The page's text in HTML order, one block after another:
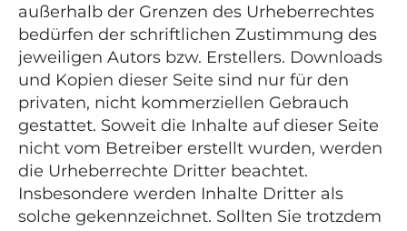
außerhalb der Grenzen des Urheberrechtes
bedürfen der schriftlichen Zustimmung des
jeweiligen Autors bzw. Erstellers. Downloads
und Kopien dieser Seite sind nur für den
privaten, nicht kommerziellen Gebrauch
gestattet. Soweit die Inhalte auf dieser Seite
nicht vom Betreiber erstellt wurden, werden
die Urheberrechte Dritter beachtet.
Insbesondere werden Inhalte Dritter als
solche gekennzeichnet. Sollten Sie trotzdem